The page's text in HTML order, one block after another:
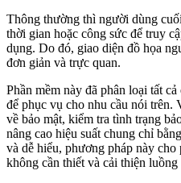
Thông thường thì người dùng
thời gian hoặc công sức để truy
dụng. Do đó, giao diện đồ họa
đơn giản và trực quan.
Phần mềm này đã phân loại tất
để phục vụ cho nhu cầu nói trên.
về bảo mật, kiểm tra tình trạng
nâng cao hiệu suất chung chỉ
và dễ hiểu, phương pháp này
không cần thiết và cải thiện